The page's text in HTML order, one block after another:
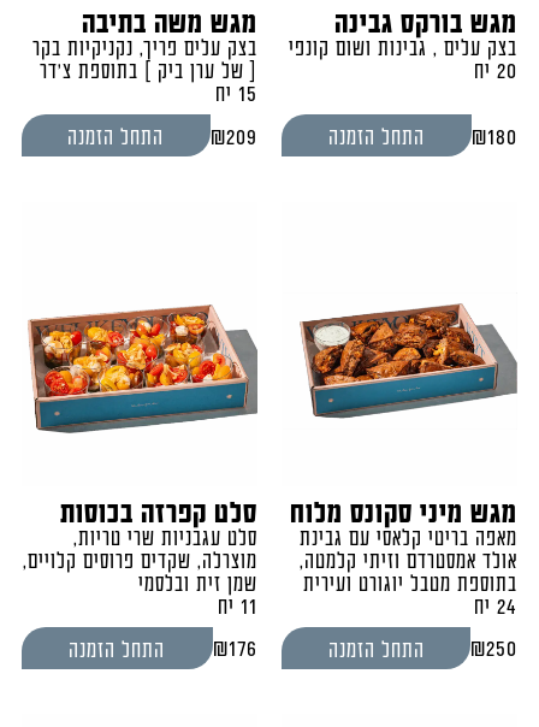
מגש בורקס גבינה
בצק עלים , גבינות ושום קונפי
20 יח
180
₪ התחל הזמנה
מגש משה בתיבה
בצק עלים פריך, נקניקיות בקר
[ של ערן ביק ] בתוספת צ'דר
15 יח
209
₪ התחל הזמנה
מגש מיני סקונס מלוח
מאפה בריטי קלאסי עם גבינת
אולד אמסטרדם וזיתי קלמטה,
בתוספת מטבל יוגורט ועירית
24 יח
250
₪ התחל הזמנה
סלט קפרזה בכוסות
סלט עגבניות שרי טריות,
מוצרלה, שקדים פרוסים קלויים,
שמן זית ובלסמי
11 יח
176
₪ התחל הזמנה